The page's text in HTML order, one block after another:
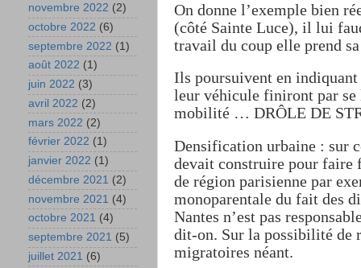
On donne l’exemple bien
(côté Sainte Luce), il lui
travail du coup elle prend
Ils poursuivent en
leur véhicule finiront par se
mobilité … DRÔLE DE
Densification urbaine : sur
devait construire pour faire
de région parisienne par
monoparentale du fait des
Nantes n’est pas
dit-on. Sur la possibilité de
migratoires néant.
novembre 2022 (2)
octobre 2022 (6)
septembre 2022 (1)
août 2022 (1)
juin 2022 (3)
avril 2022 (2)
mars 2022 (2)
février 2022 (1)
janvier 2022 (1)
décembre 2021 (2)
novembre 2021 (4)
octobre 2021 (4)
septembre 2021 (5)
juillet 2021 (6)